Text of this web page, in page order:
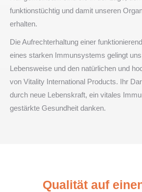
funktionstüchtig und damit unseren
erhalten.
Die Aufrechterhaltung einer
eines starken Immunsystems gelingt
Lebensweise und den natürlichen und
von Vitality International Products. Ihr
durch neue Lebenskraft, ein vitales
gestärkte Gesundheit danken.
Qualität auf